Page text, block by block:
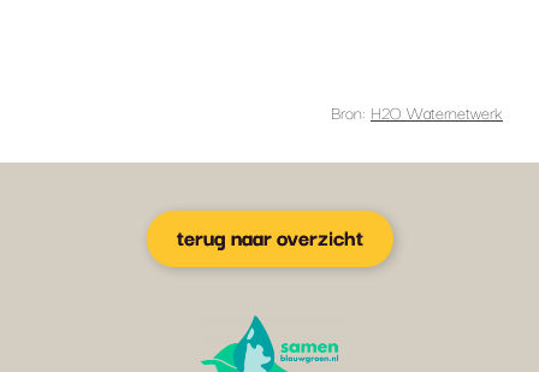
Bron: H2O Waternetwerk
terug naar overzicht